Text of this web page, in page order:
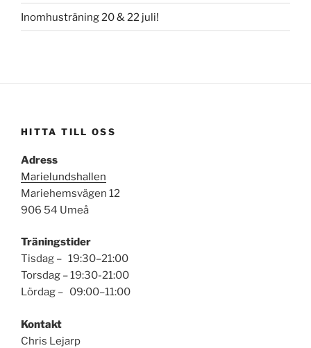
Inomhusträning 20 & 22 juli!
HITTA TILL OSS
Adress
Marielundshallen
Mariehemsvägen 12
906 54 Umeå
Träningstider
Tisdag – 19:30–21:00
Torsdag – 19:30-21:00
Lördag – 09:00–11:00
Kontakt
Chris Lejarp